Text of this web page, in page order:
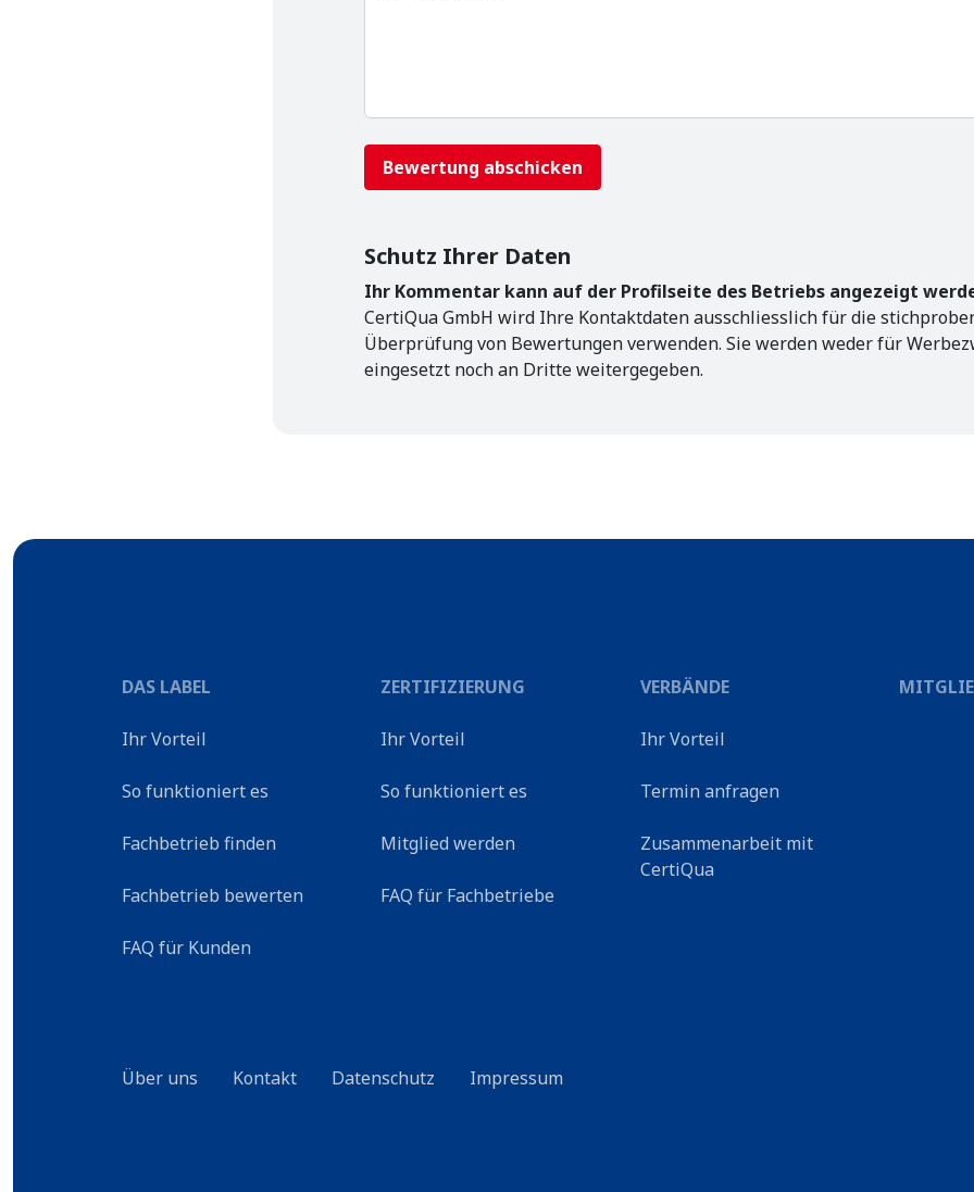
Bewertung abschicken
Schutz Ihrer Daten
Ihr Kommentar kann auf der Profilseite des Betriebs angezeigt
CertiQua GmbH wird Ihre Kontaktdaten ausschliesslich für die
Überprüfung von Bewertungen verwenden. Sie werden weder für
eingesetzt noch an Dritte weitergegeben.
DAS LABEL
Ihr Vorteil
So funktioniert es
Fachbetrieb finden
Fachbetrieb bewerten
FAQ für Kunden
ZERTIFIZIERUNG
Ihr Vorteil
So funktioniert es
Mitglied werden
FAQ für Fachbetriebe
VERBÄNDE
Ihr Vorteil
Termin anfragen
Zusammenarbeit mit
CertiQua
Über uns Kontakt Datenschutz Impressum